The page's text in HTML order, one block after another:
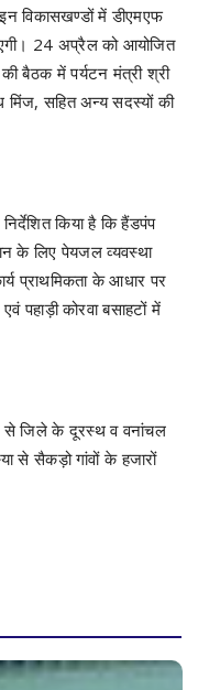
विकासखण्डों में डीएमएफ
24 अप्रैल को आयोजित
बैठक में पर्यटन मंत्री श्री
मिंज, सहित अन्य सदस्यों की
किया है कि हैंडपंप
के लिए पेयजल व्यवस्था
प्राथमिकता के आधार पर
पहाड़ी कोरवा बसाहटों में
से जिले के दूरस्थ व वनांचल
से सैकड़ो गांवों के हजारों